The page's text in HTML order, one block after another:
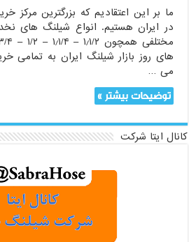
ما بر این اعتقادیم که بزرگترین مرکز
در ایران هستیم. انواع شیلنگ های
های روز بازار شیلنگ ایران به تمامی
می …
توضیحات بیشتر »
کانال ایتا شرکت